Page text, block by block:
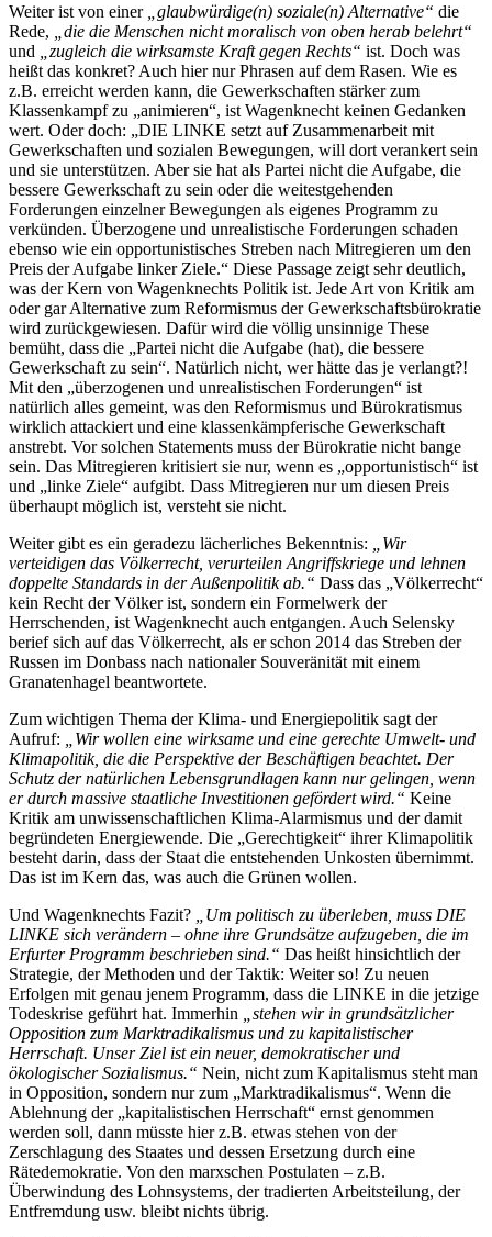
Weiter ist von einer
„glaubwürdige(n) soziale(n) Alternative“ die
Rede,
„die die Menschen nicht moralisch von oben herab belehrt“
und
„zugleich die wirksamste Kraft gegen Rechts“ ist. Doch was
heißt das konkret? Auch hier nur Phrasen auf dem Rasen. Wie es
z.B. erreicht werden kann, die Gewerkschaften stärker zum
Klassenkampf zu „animieren“, ist Wagenknecht keinen Gedanken
wert. Oder doch: „DIE LINKE setzt auf Zusammenarbeit mit
Gewerkschaften und sozialen Bewegungen, will dort verankert sein
und sie unterstützen. Aber sie hat als Partei nicht die Aufgabe, die
bessere Gewerkschaft zu sein oder die weitestgehenden
Forderungen einzelner Bewegungen als eigenes Programm zu
verkünden. Überzogene und unrealistische Forderungen schaden
ebenso wie ein opportunistisches Streben nach Mitregieren um den
Preis der Aufgabe linker Ziele.“ Diese Passage zeigt sehr deutlich,
was der Kern von Wagenknechts Politik ist. Jede Art von Kritik am
oder gar Alternative zum Reformismus der Gewerkschaftsbürokratie
wird zurückgewiesen. Dafür wird die völlig unsinnige These
bemüht, dass die „Partei nicht die Aufgabe (hat), die bessere
Gewerkschaft zu sein“. Natürlich nicht, wer hätte das je verlangt?!
Mit den „überzogenen und unrealistischen Forderungen“ ist
natürlich alles gemeint, was den Reformismus und Bürokratismus
wirklich attackiert und eine klassenkämpferische Gewerkschaft
anstrebt. Vor solchen Statements muss der Bürokratie nicht bange
sein. Das Mitregieren kritisiert sie nur, wenn es „opportunistisch“ ist
und „linke Ziele“ aufgibt. Dass Mitregieren nur um diesen Preis
überhaupt möglich ist, versteht sie nicht.
Weiter gibt es ein geradezu lächerliches Bekenntnis:
„Wir
verteidigen das Völkerrecht, verurteilen Angriffskriege und lehnen
doppelte Standards in der Außenpolitik ab.“ Dass das „Völkerrecht“
kein Recht der Völker ist, sondern ein Formelwerk der
Herrschenden, ist Wagenknecht auch entgangen. Auch Selensky
berief sich auf das Völkerrecht, als er schon 2014 das Streben der
Russen im Donbass nach nationaler Souveränität mit einem
Granatenhagel beantwortete.
Zum wichtigen Thema der Klima- und Energiepolitik sagt der
Aufruf:
„Wir wollen eine wirksame und eine gerechte Umwelt- und
Klimapolitik, die die Perspektive der Beschäftigen beachtet. Der
Schutz der natürlichen Lebensgrundlagen kann nur gelingen, wenn
er durch massive staatliche Investitionen gefördert wird.“ Keine
Kritik am unwissenschaftlichen Klima-Alarmismus und der damit
begründeten Energiewende. Die „Gerechtigkeit“ ihrer Klimapolitik
besteht darin, dass der Staat die entstehenden Unkosten übernimmt.
Das ist im Kern das, was auch die Grünen wollen.
Und Wagenknechts Fazit?
„Um politisch zu überleben, muss DIE
LINKE sich verändern – ohne ihre Grundsätze aufzugeben, die im
Erfurter Programm beschrieben sind.“ Das heißt hinsichtlich der
Strategie, der Methoden und der Taktik: Weiter so! Zu neuen
Erfolgen mit genau jenem Programm, dass die LINKE in die jetzige
Todeskrise geführt hat. Immerhin
„stehen wir in grundsätzlicher
Opposition zum Marktradikalismus und zu kapitalistischer
Herrschaft. Unser Ziel ist ein neuer, demokratischer und
ökologischer Sozialismus.“ Nein, nicht zum Kapitalismus steht man
in Opposition, sondern nur zum „Marktradikalismus“. Wenn die
Ablehnung der „kapitalistischen Herrschaft“ ernst genommen
werden soll, dann müsste hier z.B. etwas stehen von der
Zerschlagung des Staates und dessen Ersetzung durch eine
Rätedemokratie. Von den marxschen Postulaten – z.B.
Überwindung des Lohnsystems, der tradierten Arbeitsteilung, der
Entfremdung usw. bleibt nichts übrig.